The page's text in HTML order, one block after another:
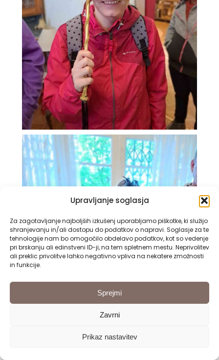
Upravljanje soglasja
Za zagotavljanje najboljših izkušenj uporabljamo piškotke, ki služijo
shranjevanju in/ali dostopu do podatkov o napravi. Soglasje za te
tehnologije nam bo omogočilo obdelavo podatkov, kot so vedenje
pri brskanju ali edinstveni ID-ji, na tem spletnem mestu. Neprivolitev
ali preklic privolitve lahko negativno vpliva na nekatere zmožnosti
in funkcije.
Sprejmi
Zavrni
Prikaz nastavitev